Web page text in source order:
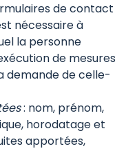
de contact
nécessaire à
la personne
de mesures
demande de celle-
: nom, prénom,
horodatage et
apportées,